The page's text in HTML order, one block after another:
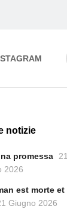
notizie
promessa
21
2026
est morte et
Giugno 2026